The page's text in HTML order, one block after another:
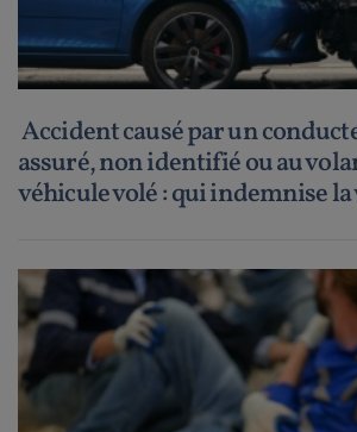
Accident causé par un
assuré, non identifié ou au
véhicule volé : qui indemnise